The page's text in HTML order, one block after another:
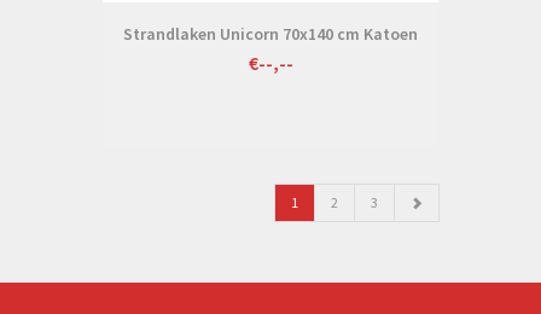
Strandlaken Unicorn 70x140 cm Katoen
€--,--
1 2 3